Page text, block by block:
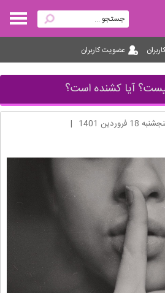
عضویت کاربران
آیا کشنده است؟
18 فروردین 1401
|